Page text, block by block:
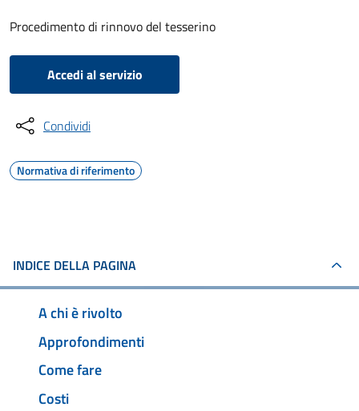
Procedimento di rinnovo del tesserino
Accedi al servizio
Condividi
Normativa di riferimento
INDICE DELLA PAGINA
A chi è rivolto
Approfondimenti
Come fare
Costi